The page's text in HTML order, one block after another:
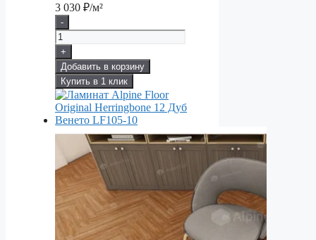
3 030 ₽/м²
-
+
Добавить в корзину
Купить в 1 клик